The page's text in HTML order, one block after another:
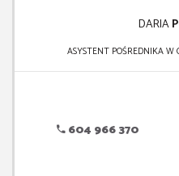
DARIA
ASYSTENT POŚREDNIKA W
604 966 370